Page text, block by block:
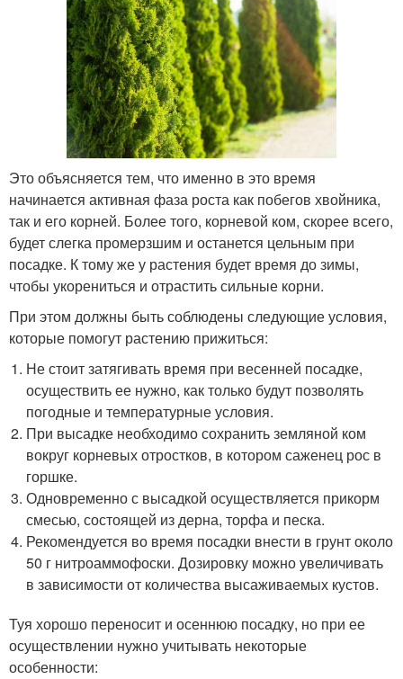
Это объясняется тем, что именно в это время
начинается активная фаза роста как побегов хвойника,
так и его корней. Более того, корневой ком, скорее всего,
будет слегка промерзшим и останется цельным при
посадке. К тому же у растения будет время до зимы,
чтобы укорениться и отрастить сильные корни.
При этом должны быть соблюдены следующие условия,
которые помогут растению прижиться:
Не стоит затягивать время при весенней посадке,
осуществить ее нужно, как только будут позволять
погодные и температурные условия.
При высадке необходимо сохранить земляной ком
вокруг корневых отростков, в котором саженец рос в
горшке.
Одновременно с высадкой осуществляется прикорм
смесью, состоящей из дерна, торфа и песка.
Рекомендуется во время посадки внести в грунт около
50 г нитроаммофоски. Дозировку можно увеличивать
в зависимости от количества высаживаемых кустов.
Туя хорошо переносит и осеннюю посадку, но при ее
осуществлении нужно учитывать некоторые
особенности: